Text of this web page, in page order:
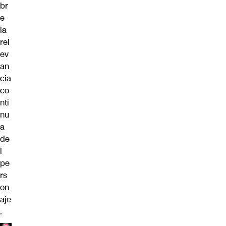
br
e
la
rel
ev
an
cia
co
nti
nu
a
de
l
pe
rs
on
aje
.